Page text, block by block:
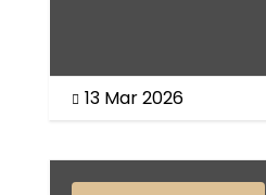
 13 Mar 2026